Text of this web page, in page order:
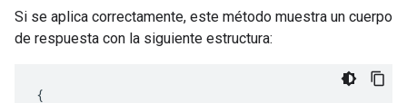
Si se aplica correctamente, este método muestra un cuerpo
de respuesta con la siguiente estructura: